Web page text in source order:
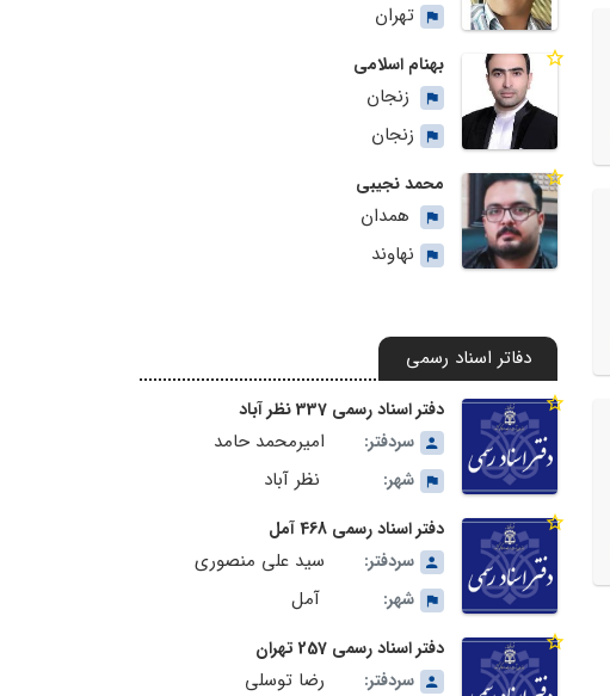
تهران
بهنام اسلامی
زنجان
زنجان
محمد نجیبی
همدان
نهاوند
دفاتر اسناد رسمی
دفتر اسناد رسمی 337 نظر آباد
سردفتر:
امیرمحمد حامد
شهر: نظر آباد
دفتر اسناد رسمی 468 آمل
سردفتر:
سید علی منصوری
شهر: آمل
دفتر اسناد رسمی 257 تهران
سردفتر:
رضا توسلی